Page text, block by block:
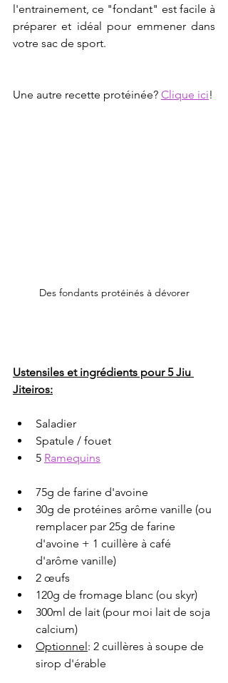
l'entrainement, ce "fondant" est facile à
préparer et idéal pour emmener dans
votre sac de sport.
Une autre recette protéinée? Clique ici!
Des fondants protéinés à dévorer
Ustensiles et ingrédients pour 5 Jiu
Jiteiros:
Saladier
Spatule / fouet
5 Ramequins
75g de farine d'avoine
30g de protéines arôme vanille (ou
remplacer par 25g de farine
d'avoine + 1 cuillère à café
d'arôme vanille)
2 œufs
120g de fromage blanc (ou skyr)
300ml de lait (pour moi lait de soja
calcium)
Optionnel: 2 cuillères à soupe de
sirop d'érable